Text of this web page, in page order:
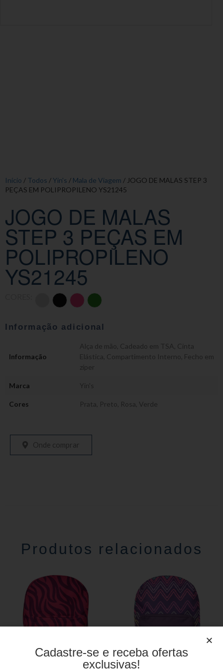
Início / Todos /Yin's / Mala de Viagem / JOGO DE MALAS STEP 3
PEÇAS EM POLIPROPILENO YS21245
JOGO DE MALAS
STEP 3 PEÇAS EM
POLIPROPILENO
YS21245
Informação adicional
Informação
Alça de mão Cadeado em TSA Cinta
Elástica Compartimento Interno Fecho em
zíper
Marca Yin's
Cores Prata Preto Rosa Verde
Onde comprar
Produtos relacionados
Cadastre-se e receba ofertas
exclusivas!